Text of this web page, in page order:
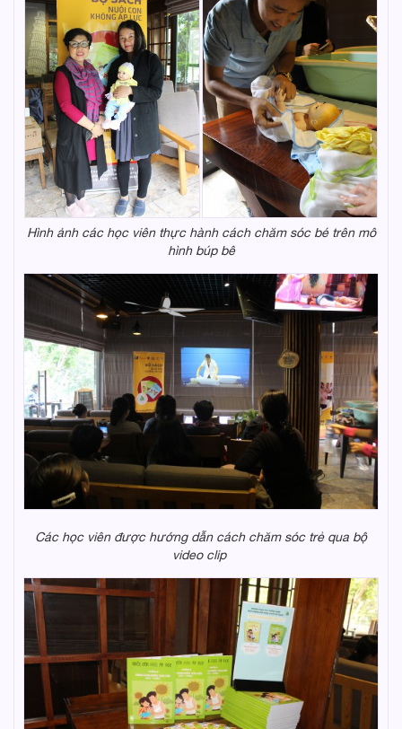
Hình ảnh các học viên thực hành cách chăm sóc bé trên mô
hình búp bê
Các học viên được hướng dẫn cách chăm sóc trẻ qua bộ
video clip